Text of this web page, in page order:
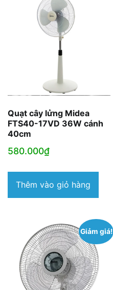
Quạt cây lửng Midea
FTS40-17VD 36W cánh
40cm
580.000₫
Thêm vào giỏ hàng
Giảm giá!